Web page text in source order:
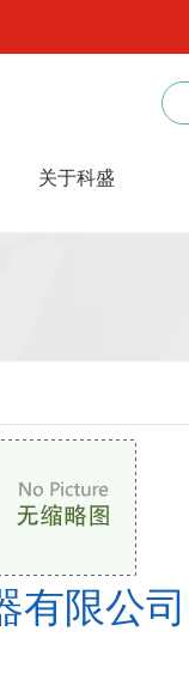
关于科盛
有限公司